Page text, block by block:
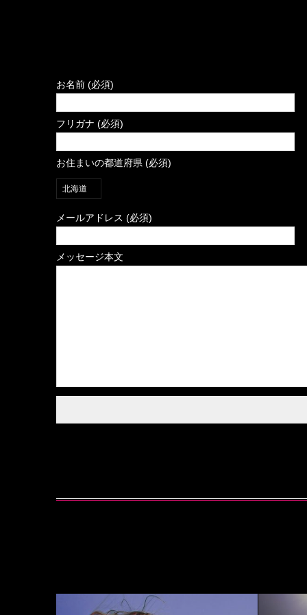
お名前 (必須)
フリガナ (必須)
お住まいの都道府県 (必須)
メールアドレス (必須)
メッセージ本文